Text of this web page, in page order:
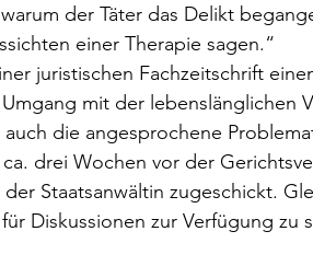
der Täter das Delikt
einer Therapie sagen.“
juristischen Fachzeitschrift
mit der lebenslänglichen
die angesprochene
drei Wochen vor der
Staatsanwältin zugeschickt.
Diskussionen zur Verfügung zu